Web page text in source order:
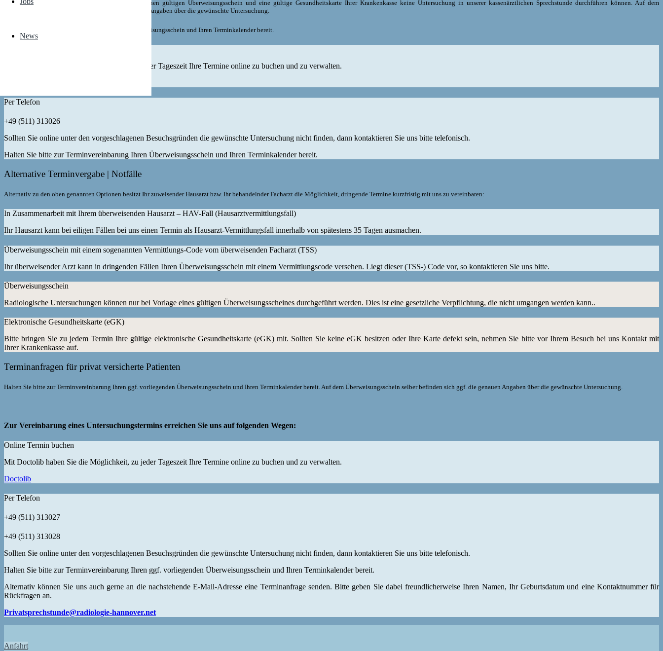
News
Haben Sie bitte Verständnis dafür, dass wir ohne einen gültigen Überweisungsschein und eine gültige Gesundheitskarte Ihrer Krankenkasse keine Untersuchung in unserer kassenärztlichen Sprechstunde durchführen können. Auf dem
Überweisungsschein selber befinden sich die genauen Angaben über die gewünschte Untersuchung.
Halten Sie somit zur Terminvereinbarung Ihren Überweisungsschein und Ihren Terminkalender bereit.
Mit Doctolib haben Sie die Möglichkeit, zu jeder Tageszeit Ihre Termine online zu buchen und zu verwalten.
Per Telefon
+49 (511) 313026
Sollten Sie online unter den vorgeschlagenen Besuchsgründen die gewünschte Untersuchung nicht finden, dann kontaktieren Sie uns bitte telefonisch.
Halten Sie bitte zur Terminvereinbarung Ihren Überweisungsschein und Ihren Terminkalender bereit.
Alternative Terminvergabe | Notfälle
Alternativ zu den oben genannten Optionen besitzt Ihr zuweisender Hausarzt bzw. Ihr behandelnder Facharzt die Möglichkeit, dringende Termine kurzfristig mit uns zu vereinbaren:
In Zusammenarbeit mit Ihrem überweisenden Hausarzt – HAV-Fall (Hausarztvermittlungsfall)
Ihr Hausarzt kann bei eiligen Fällen bei uns einen Termin als Hausarzt-Vermittlungsfall innerhalb von spätestens 35 Tagen ausmachen.
Überweisungsschein mit einem sogenannten Vermittlungs-Code vom überweisenden Facharzt (TSS)
Ihr überweisender Arzt kann in dringenden Fällen Ihren Überweisungsschein mit einem Vermittlungscode versehen. Liegt dieser (TSS-) Code vor, so kontaktieren Sie uns bitte.
Überweisungsschein
Radiologische Untersuchungen können nur bei Vorlage eines gültigen Überweisungsscheines durchgeführt werden. Dies ist eine gesetzliche Verpflichtung, die nicht umgangen werden kann..
Elektronische Gesundheitskarte (eGK)
Bitte bringen Sie zu jedem Termin Ihre gültige elektronische Gesundheitskarte (eGK) mit. Sollten Sie keine eGK besitzen oder Ihre Karte defekt sein, nehmen Sie bitte vor Ihrem Besuch bei uns Kontakt mit
Ihrer Krankenkasse auf.
Terminanfragen für privat versicherte Patienten
Halten Sie bitte zur Terminvereinbarung Ihren ggf. vorliegenden Überweisungsschein und Ihren Terminkalender bereit. Auf dem Überweisungsschein selber befinden sich ggf. die genauen Angaben über die gewünschte Untersuchung.
Zur Vereinbarung eines Untersuchungstermins erreichen Sie uns auf folgenden Wegen:
Online Termin buchen
Mit Doctolib haben Sie die Möglichkeit, zu jeder Tageszeit Ihre Termine online zu buchen und zu verwalten.
Doctolib
Per Telefon
+49 (511) 313027
+49 (511) 313028
Sollten Sie online unter den vorgeschlagenen Besuchsgründen die gewünschte Untersuchung nicht finden, dann kontaktieren Sie uns bitte telefonisch.
Halten Sie bitte zur Terminvereinbarung Ihren ggf. vorliegenden Überweisungsschein und Ihren Terminkalender bereit.
Alternativ können Sie uns auch gerne an die nachstehende E-Mail-Adresse eine Terminanfrage senden. Bitte geben Sie dabei freundlicherweise Ihren Namen, Ihr Geburtsdatum und eine Kontaktnummer für
Rückfragen an.
Privatsprechstunde@radiologie-hannover.net
Anfahrt